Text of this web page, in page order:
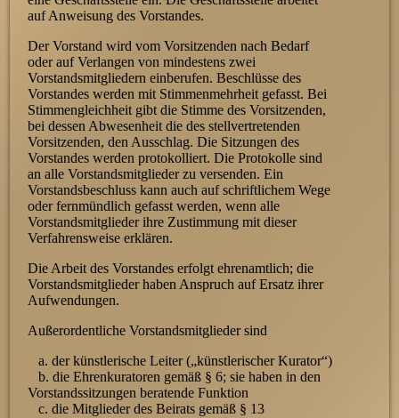
auf Anweisung des Vorstandes.
Der Vorstand wird vom Vorsitzenden nach Bedarf
oder auf Verlangen von mindestens zwei
Vorstandsmitgliedern einberufen. Beschlüsse des
Vorstandes werden mit Stimmenmehrheit gefasst. Bei
Stimmengleichheit gibt die Stimme des Vorsitzenden,
bei dessen Abwesenheit die des stellvertretenden
Vorsitzenden, den Ausschlag. Die Sitzungen des
Vorstandes werden protokolliert. Die Protokolle sind
an alle Vorstandsmitglieder zu versenden. Ein
Vorstandsbeschluss kann auch auf schriftlichem Wege
oder fernmündlich gefasst werden, wenn alle
Vorstandsmitglieder ihre Zustimmung mit dieser
Verfahrensweise erklären.
Die Arbeit des Vorstandes erfolgt ehrenamtlich; die
Vorstandsmitglieder haben Anspruch auf Ersatz ihrer
Aufwendungen.
Außerordentliche Vorstandsmitglieder sind
a. der künstlerische Leiter („künstlerischer Kurator“)
b. die Ehrenkuratoren gemäß § 6; sie haben in den
Vorstandssitzungen beratende Funktion
c. die Mitglieder des Beirats gemäß § 13